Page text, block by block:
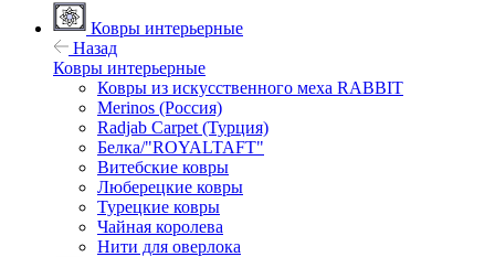
Ковры интерьерные
Назад
Ковры интерьерные
Ковры из искусственного меха RABBIT
Merinos (Россия)
Radjab Carpet (Турция)
Белка/"ROYALTAFT"
Витебские ковры
Люберецкие ковры
Турецкие ковры
Чайная королева
Нити для оверлока